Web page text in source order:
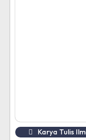
Karya Tulis